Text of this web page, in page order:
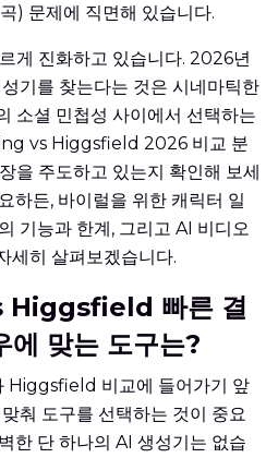
) 문제에 직면해 있습니다.
게 진화하고 있습니다. 2026년
기를 찾는다는 것은 시네마틱한
소셜 민첩성 사이에서 선택하는
vs Higgsfield 2026 비교 분
을 주도하고 있는지 확인해 보세
하든, 바이럴을 위한 캐릭터 일
기능과 한계, 그리고 AI 비디오
세히 살펴보겠습니다.
Higgsfield 빠른 결
에 맞는 도구는?
Higgsfield 비교에 들어가기 앞
춰 도구를 선택하는 것이 중요
한 단 하나의 AI 생성기는 없습